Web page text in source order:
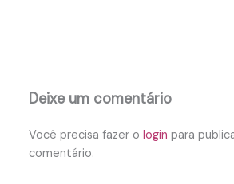
Deixe um comentário
Você precisa fazer ologin para
comentário.